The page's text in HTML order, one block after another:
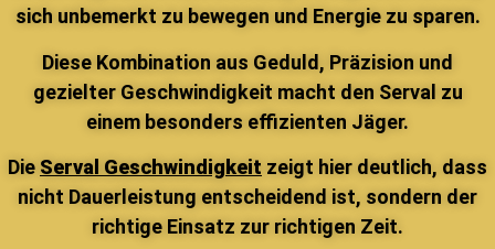
sich unbemerkt zu bewegen und Energie zu sparen.
Diese Kombination aus Geduld, Präzision und
gezielter Geschwindigkeit macht den Serval zu
einem besonders effizienten Jäger.
Die Serval Geschwindigkeit zeigt hier deutlich, dass
nicht Dauerleistung entscheidend ist, sondern der
richtige Einsatz zur richtigen Zeit.